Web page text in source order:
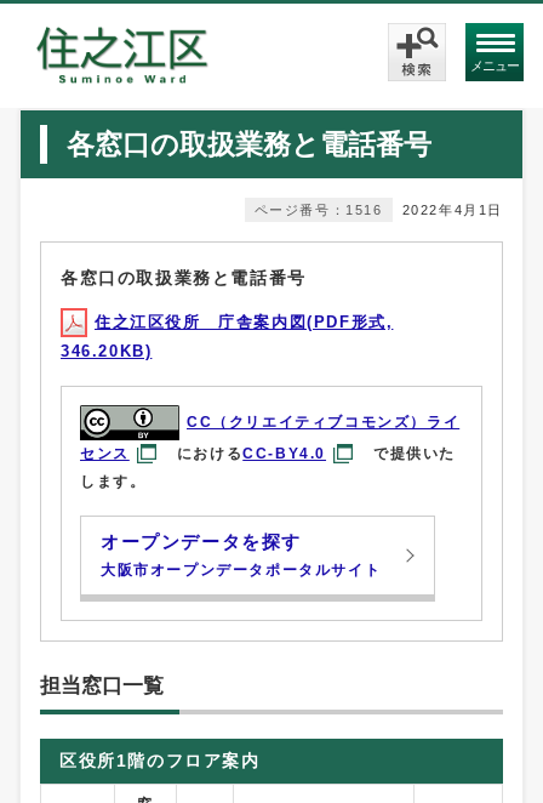
メニュー
各窓口の取扱業務と電話番号
2022年4月1日
ページ番号：1516
各窓口の取扱業務と電話番号
住之江区役所 庁舎案内図(PDF形式,
346.20KB)
CC（クリエイティブコモンズ）ライ
センス
におけるCC-BY4.0
で提供いた
します。
オープンデータを探す
大阪市オープンデータポータルサイト
担当窓口一覧
区役所1階のフロア案内